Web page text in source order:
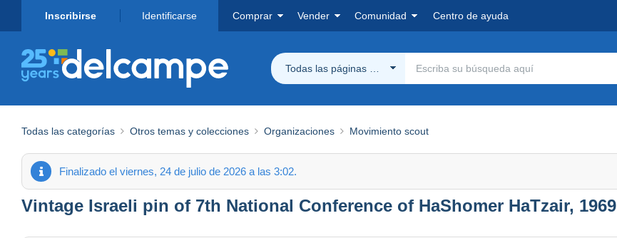
Inscribirse Identificarse Comprar Vender Comunidad Centro de ayuda
Todas las páginas Delcampe
Todas las categorías Otros temas y colecciones Organizaciones Movimiento scout
Finalizado el viernes, 24 de julio de 2026 a las 3:02.
Vintage Israeli pin of 7th National Conference of HaShomer HaTzair, 1969